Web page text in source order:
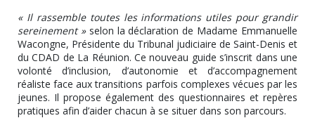
« Il rassemble toutes les informations utiles pour grandir
sereinement » selon la déclaration de Madame Emmanuelle
Wacongne, Présidente du Tribunal judiciaire de Saint-Denis et
du CDAD de La Réunion. Ce nouveau guide s’inscrit dans une
volonté d’inclusion, d’autonomie et d’accompagnement
réaliste face aux transitions parfois complexes vécues par les
jeunes. Il propose également des questionnaires et repères
pratiques afin d’aider chacun à se situer dans son parcours.